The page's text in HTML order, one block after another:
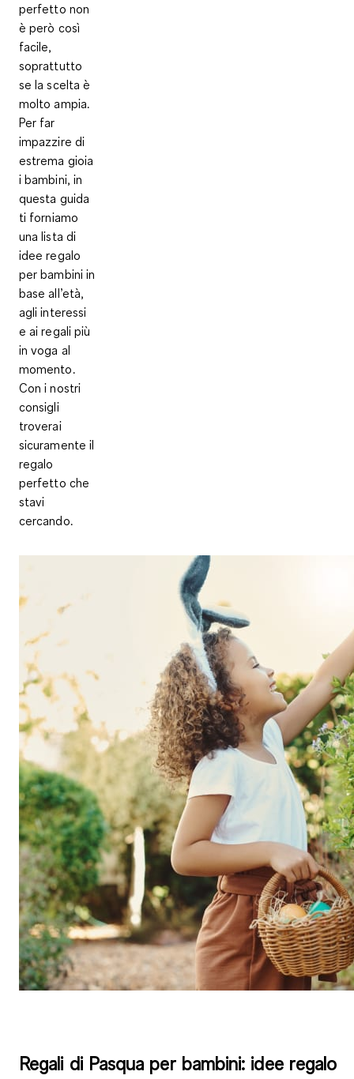
perfetto non
è però così
facile,
soprattutto
se la scelta è
molto ampia.
Per far
impazzire di
estrema gioia
i bambini, in
questa guida
ti forniamo
una lista di
idee regalo
per bambini in
base all’età,
agli interessi
e ai regali più
in voga al
momento.
Con i nostri
consigli
troverai
sicuramente il
regalo
perfetto che
stavi
cercando.
Regali di Pasqua per bambini: idee regalo